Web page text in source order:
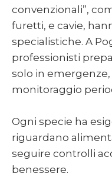
convenzionali”,
furetti, e cavie,
specialistiche. A
professionisti
solo in emergenze,
monitoraggio
Ogni specie ha
riguardano
seguire controlli
benessere.